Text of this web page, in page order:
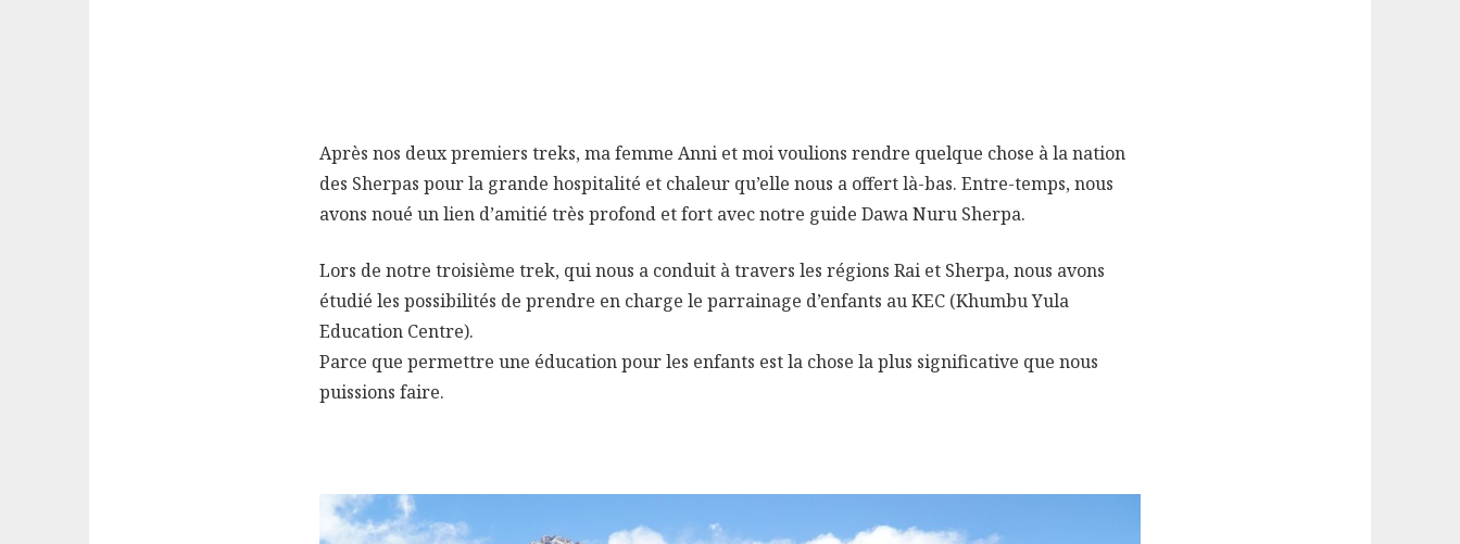
Après nos deux premiers treks, ma femme Anni et moi voulions rendre quelque chose à la nation
des Sherpas pour la grande hospitalité et chaleur qu’elle nous a offert là-bas. Entre-temps, nous
avons noué un lien d’amitié très profond et fort avec notre guide Dawa Nuru Sherpa.
Lors de notre troisième trek, qui nous a conduit à travers les régions Rai et Sherpa, nous avons
étudié les possibilités de prendre en charge le parrainage d’enfants au KEC (Khumbu Yula
Education Centre).
Parce que permettre une éducation pour les enfants est la chose la plus significative que nous
puissions faire.